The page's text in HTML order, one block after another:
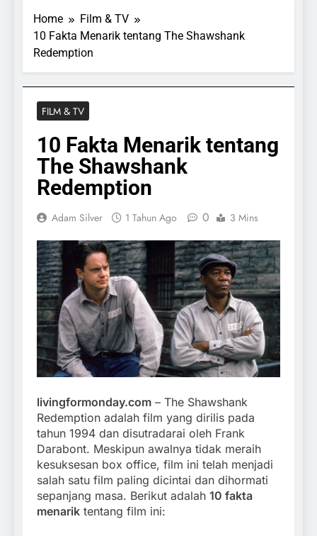
Home
Film & TV
10 Fakta Menarik tentang The Shawshank
Redemption
FILM & TV
10 Fakta Menarik tentang
The Shawshank
Redemption
Adam Silver 1 Tahun Ago 0 3 Mins
livingformonday.com – The Shawshank
Redemption adalah film yang dirilis pada
tahun 1994 dan disutradarai oleh Frank
Darabont. Meskipun awalnya tidak meraih
kesuksesan box office, film ini telah menjadi
salah satu film paling dicintai dan dihormati
sepanjang masa. Berikut adalah 10 fakta
menarik tentang film ini: